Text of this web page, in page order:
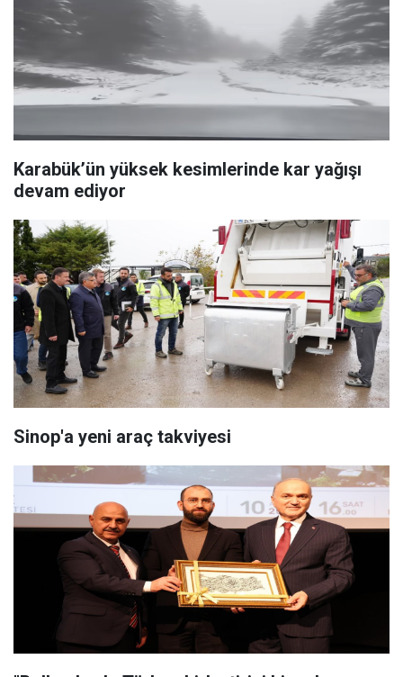
Karabük’ün yüksek kesimlerinde kar yağışı
devam ediyor
Sinop'a yeni araç takviyesi